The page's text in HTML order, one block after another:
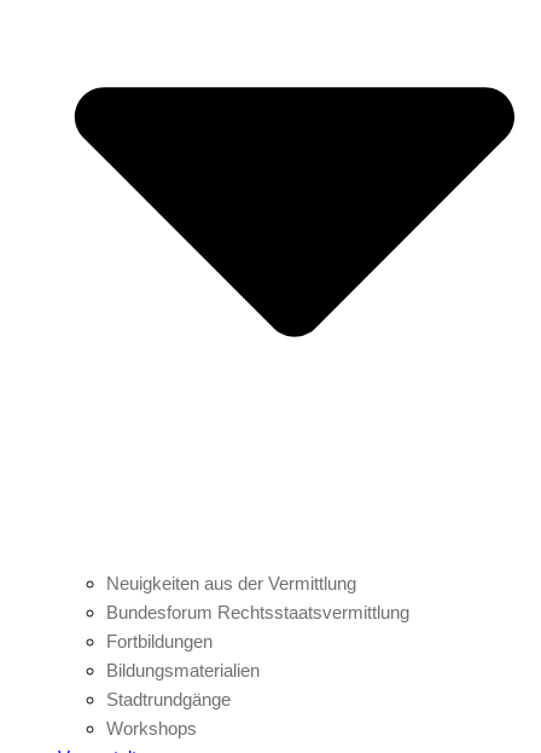
Neuigkeiten aus der Vermittlung
Bundesforum Rechtsstaatsvermittlung
Fortbildungen
Bildungsmaterialien
Stadtrundgänge
Workshops